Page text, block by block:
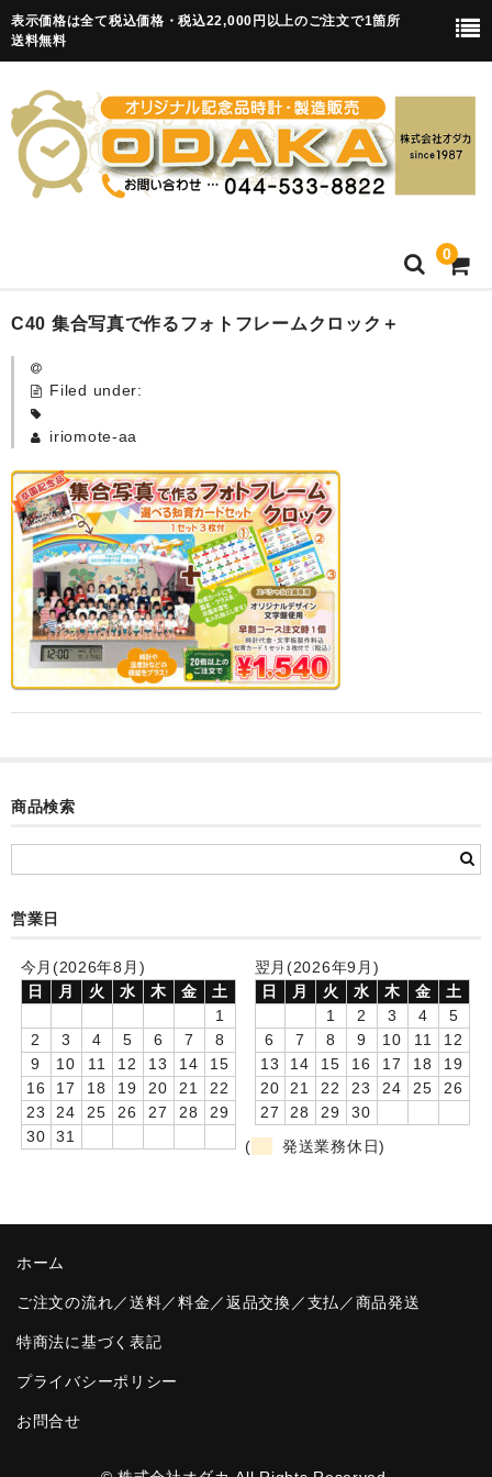
表示価格は全て税込価格・税込22,000円以上のご注文で1箇所
送料無料
0
HOME
卒園記念品
カード付フォトフレームクロック(集合)
目覚まし時計(集合＋個別)
メロディ時計(集合)
音声時計(集合)
目覚まし時計(個別)
制服メモリー
お絵かきギャラリー
自作オリジナル時計
園や先生への贈り物
卒業記念品
音声入りフォトフレームクロック(集合)
ポケットウォッチ
目覚まし時計(集合)
温湿度計付目覚まし時計
C40 集合写真で作るフォトフレームクロック＋
Filed under:
iriomote-aa
商品検索
営業日
今月(2026年8月)
日
月 火 水 木 金
土
1
2
3 4 5 6 7
8
9
10 11 12 13 14
15
16
17 18 19 20 21
22
23
24 25 26 27 28
29
30
31
翌月(2026年9月)
日
月 火 水 木 金
土
1
2 3 4
5
6
7 8 9 10 11
12
13
14 15 16 17 18
19
20
21 22 23 24 25
26
27
28 29
30
(
発送業務休日)
ホーム
ご注文の流れ／送料／料金／返品交換／支払／商品発送
特商法に基づく表記
プライバシーポリシー
お問合せ